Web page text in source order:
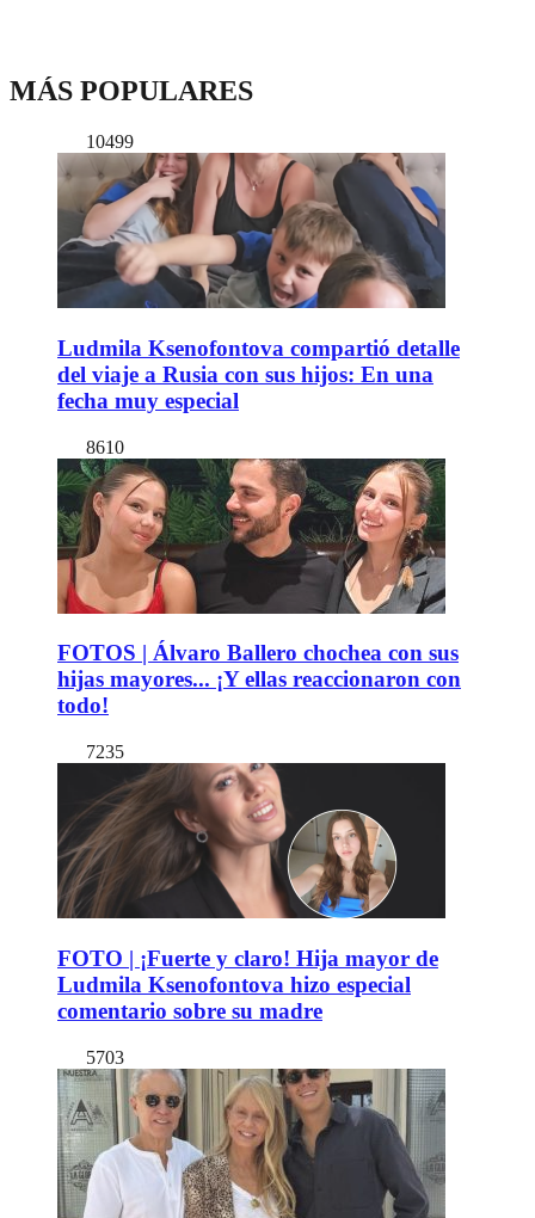
MÁS POPULARES
10499
Ludmila Ksenofontova compartió detalle
del viaje a Rusia con sus hijos: En una
fecha muy especial
8610
FOTOS | Álvaro Ballero chochea con sus
hijas mayores... ¡Y ellas reaccionaron con
todo!
7235
FOTO | ¡Fuerte y claro! Hija mayor de
Ludmila Ksenofontova hizo especial
comentario sobre su madre
5703